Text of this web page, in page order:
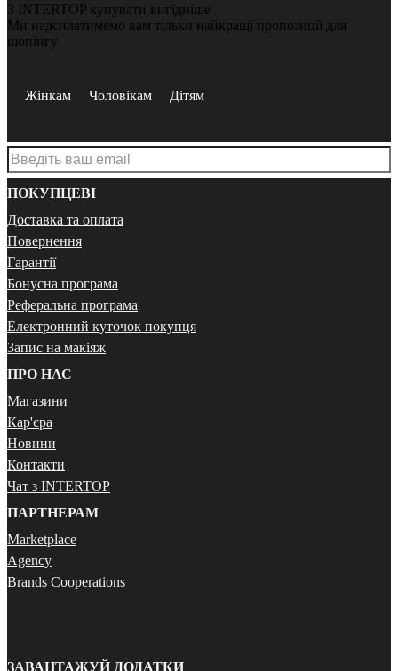
З INTERTOP купувати вигідніше
Ми надсилатимемо вам тільки найкращі пропозиції для
шопінгу
Жінкам Чоловікам Дітям
ПОКУПЦЕВІ
Доставка та оплата
Повернення
Гарантії
Бонусна програма
Реферальна програма
Електронний куточок покупця
Запис на макіяж
ПРО НАС
Магазини
Кар'єра
Новини
Контакти
Чат з INTERTOP
ПАРТНЕРАМ
Marketplace
Agency
Brands Cooperations
ЗАВАНТАЖУЙ ДОДАТКИ